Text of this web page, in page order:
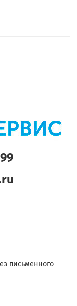
письменного